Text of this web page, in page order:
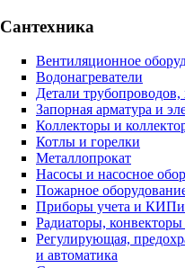
Сантехника
Вентиляционное
Водонагреватели
Детали
Запорная арматура и
Коллекторы и
Котлы и горелки
Металлопрокат
Насосы и насосное
Пожарное
Приборы учета и
Радиаторы,
Регулирующая,
и автоматика